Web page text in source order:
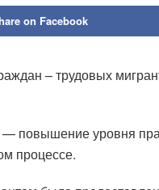
on Facebook
– трудовых
повышение уровня
процессе.